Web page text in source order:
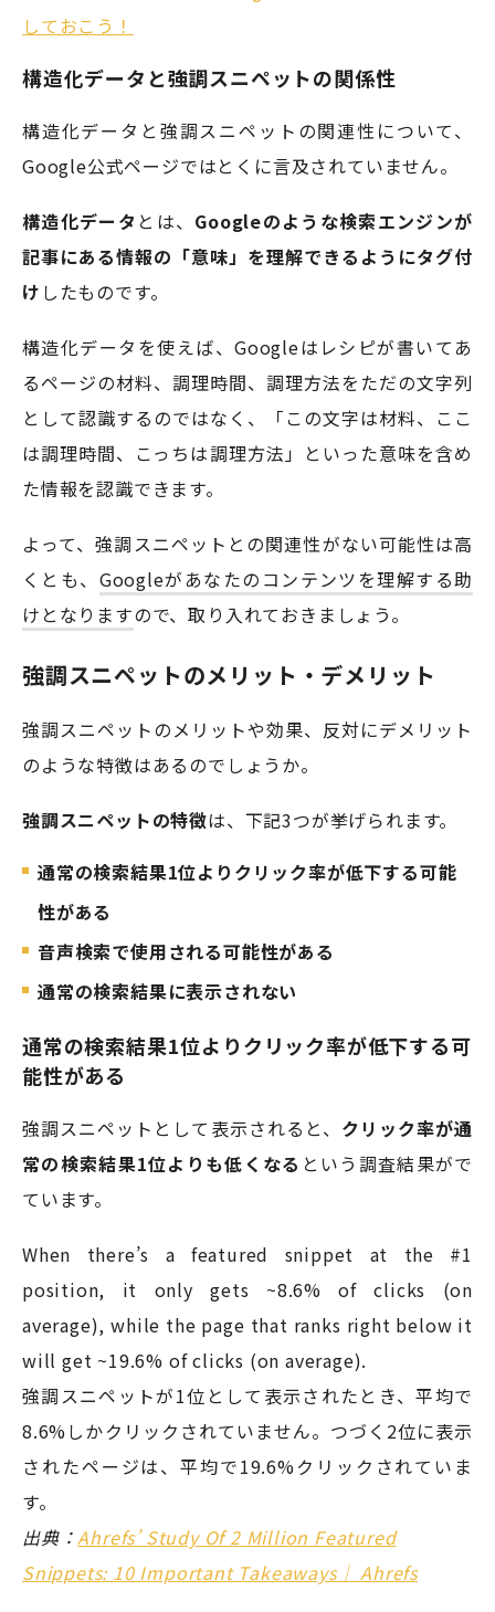
しておこう！
構造化データと強調スニペットの関係性
構造化データと強調スニペットの関連性について、
Google公式ページではとくに言及されていません。
構造化データ とは、 Googleのような検索エンジンが
記事にある情報の「意味」を理解できるようにタグ付
け したものです。
構造化データを使えば、Googleはレシピが書いてあ
るページの材料、調理時間、調理方法をただの文字列
として認識するのではなく、「この文字は材料、ここ
は調理時間、こっちは調理方法」といった意味を含め
た情報を認識できます。
よって、強調スニペットとの関連性がない可能性は高
くとも、 Googleがあなたのコンテンツを理解する助
けとなりますので、取り入れておきましょう。
強調スニペットのメリット・デメリット
強調スニペットのメリットや効果、反対にデメリット
のような特徴はあるのでしょうか。
強調スニペットの特徴は、下記3つが挙げられます。
通常の検索結果1位よりクリック率が低下する可能
性がある
音声検索で使用される可能性がある
通常の検索結果に表示されない
通常の検索結果1位よりクリック率が低下する可
能性がある
強調スニペットとして表示されると、 クリック率が通
常の検索結果1位よりも低くなる という調査結果がで
ています。
When there’s a featured snippet at the #1
position, it only gets ~8.6% of clicks (on
average), while the page that ranks right below it
will get ~19.6% of clicks (on average).
強調スニペットが1位として表示されたとき、平均で
8.6%しかクリックされていません。つづく2位に表示
されたページは、平均で19.6%クリックされていま
す。
出典： Ahrefs’ Study Of 2 Million Featured
Snippets: 10 Important Takeaways｜ Ahrefs